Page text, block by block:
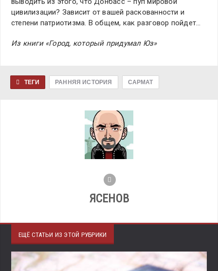
цивилизации? Зависит от вашей раскованности и
степени патриотизма. В общем, как разговор пойдет…
Из книги «Город, который придумал Юз»
ТЕГИ РАННЯЯ ИСТОРИЯ САРМАТ
ЯСЕНОВ
ЕЩЁ СТАТЬИ ИЗ ЭТОЙ РУБРИКИ